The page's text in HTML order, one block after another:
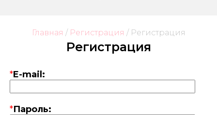
Главная / Регистрация / Регистрация
Регистрация
*E-mail:
*Пароль: